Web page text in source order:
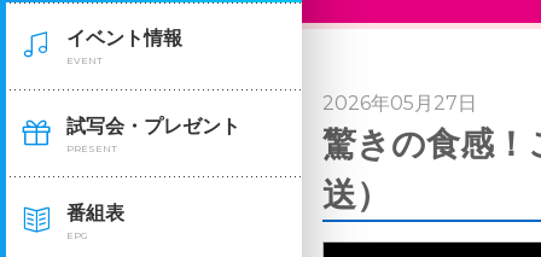
イベント情報
EVENT
試写会・プレゼント
PRESENT
番組表
EPG
2026年05月27日
驚きの食感
送）